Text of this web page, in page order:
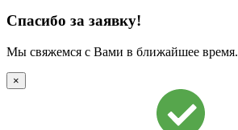
Спасибо за заявку!
Мы свяжемся с Вами в ближайшее время.
×